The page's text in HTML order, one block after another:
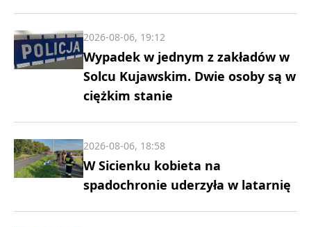
Wypadek w jednym z zakładów w
Solcu Kujawskim. Dwie osoby są w
ciężkim stanie
2026-08-06, 19:12
W Sicienku kobieta na
spadochronie uderzyła w latarnię
2026-08-06, 18:58